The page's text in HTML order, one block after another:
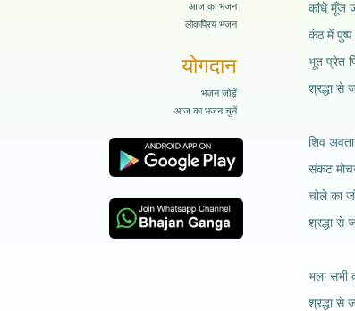
आज का भजन
लोकप्रिय भजन
योगदान
भजन जोड़ें
आज का भजन चुनें
कांधे मूँज
कंठ में पुष्प
भूत प्रेत
श्रद्धा से
शिव
संकट
चोले का
श्रद्धा से
भला सभी
श्रद्धा से